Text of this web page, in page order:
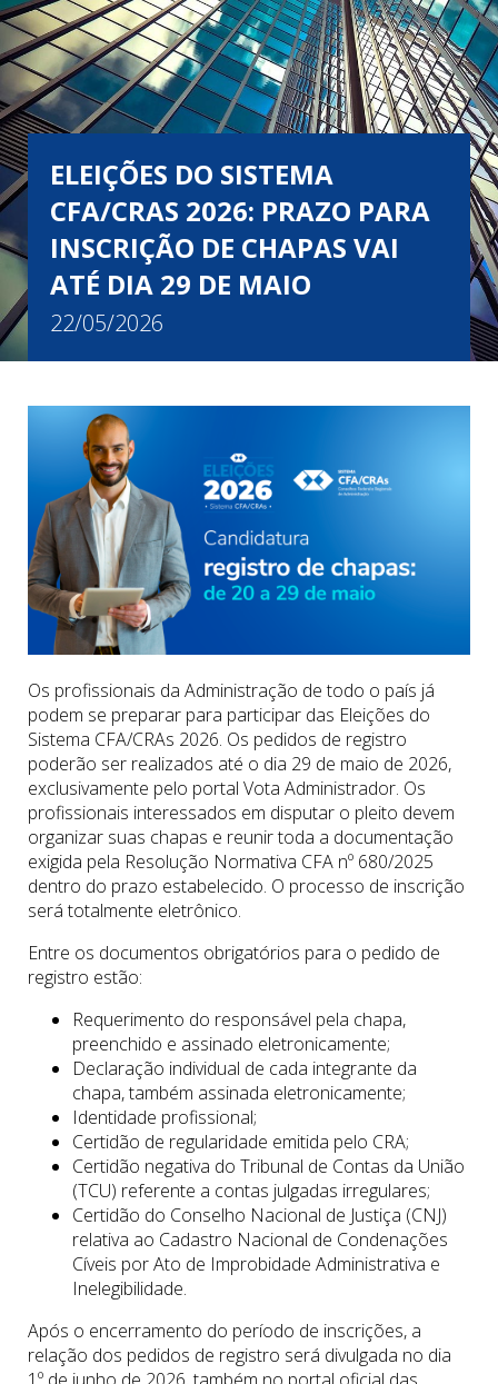
ELEIÇÕES DO SISTEMA
CFA/CRAS 2026: PRAZO PARA
INSCRIÇÃO DE CHAPAS VAI
ATÉ DIA 29 DE MAIO
22/05/2026
Os profissionais da Administração de todo o país já
podem se preparar para participar das Eleições do
Sistema CFA/CRAs 2026. Os pedidos de registro
poderão ser realizados até o dia 29 de maio de 2026,
exclusivamente pelo portal Vota Administrador. Os
profissionais interessados em disputar o pleito devem
organizar suas chapas e reunir toda a documentação
exigida pela Resolução Normativa CFA nº 680/2025
dentro do prazo estabelecido. O processo de inscrição
será totalmente eletrônico.
Entre os documentos obrigatórios para o pedido de
registro estão:
Requerimento do responsável pela chapa,
preenchido e assinado eletronicamente;
Declaração individual de cada integrante da
chapa, também assinada eletronicamente;
Identidade profissional;
Certidão de regularidade emitida pelo CRA;
Certidão negativa do Tribunal de Contas da União
(TCU) referente a contas julgadas irregulares;
Certidão do Conselho Nacional de Justiça (CNJ)
relativa ao Cadastro Nacional de Condenações
Cíveis por Ato de Improbidade Administrativa e
Inelegibilidade.
Após o encerramento do período de inscrições, a
relação dos pedidos de registro será divulgada no dia